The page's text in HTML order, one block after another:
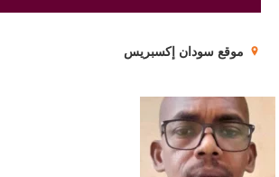
موقع سودان إكسبريس